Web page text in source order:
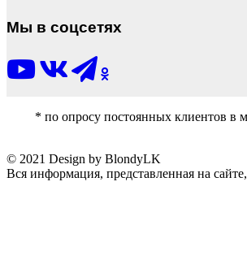
Мы в соцсетях
* по опросу постоянных клиентов в
© 2021 Design by BlondyLK
Вся информация, представленная на